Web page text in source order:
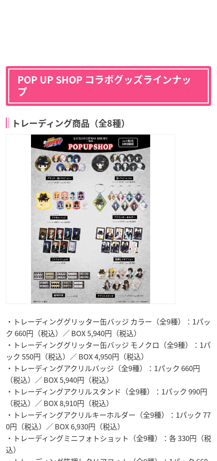
POP UP SHOP コラボグッズラインナッ
プ
トレーディング商品（全8種）
・トレーディンググリッター缶バッジ カラー（全9種）：1パッ
ク 660円（税込）／ BOX 5,940円（税込）
・トレーディンググリッター缶バッジ モノクロ（全9種）：1パ
ック 550円（税込）／ BOX 4,950円（税込）
・トレーディングアクリルバッジ（全9種）：1パック 660円
（税込）／ BOX 5,940円（税込）
・トレーディングアクリルスタンド（全9種）：1パック 990円
（税込）／ BOX 8,910円（税込）
・トレーディングアクリルキーホルダー（全9種）：1パック 77
0円（税込）／ BOX 6,930円（税込）
・トレーディングミニフォトショット（全9種）：各 330円（税
込）